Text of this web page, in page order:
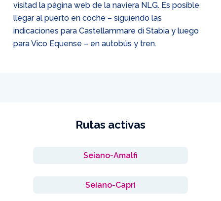
visitad la página web de la naviera NLG. Es posible
llegar al puerto en coche – siguiendo las
indicaciones para Castellammare di Stabia y luego
para Vico Equense – en autobús y tren.
Rutas activas
Seiano-Amalfi
Seiano-Capri